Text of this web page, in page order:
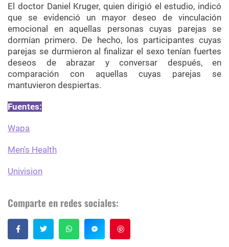
El doctor Daniel Kruger, quien dirigió el estudio, indicó
que se evidenció un mayor deseo de vinculación
emocional en aquellas personas cuyas parejas se
dormían primero. De hecho, los participantes cuyas
parejas se durmieron al finalizar el sexo tenían fuertes
deseos de abrazar y conversar después, en
comparación con aquellas cuyas parejas se
mantuvieron despiertas.
Fuentes:
Wapa
Men's Health
Univision
Comparte en redes sociales: